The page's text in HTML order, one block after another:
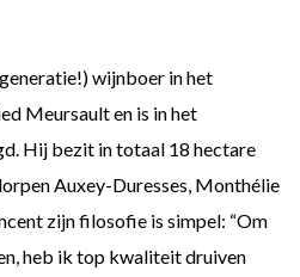
wijnboer in het
Meursault en is in het
Hij bezit in totaal 18 hectare
Auxey-Duresses, Monthélie
zijn filosofie is simpel: “Om
heb ik top kwaliteit druiven